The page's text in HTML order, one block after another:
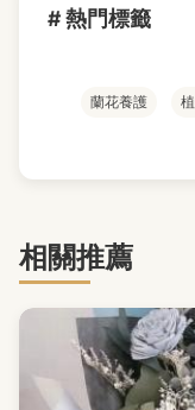
# 熱門標籤
蘭花養護
相關推薦